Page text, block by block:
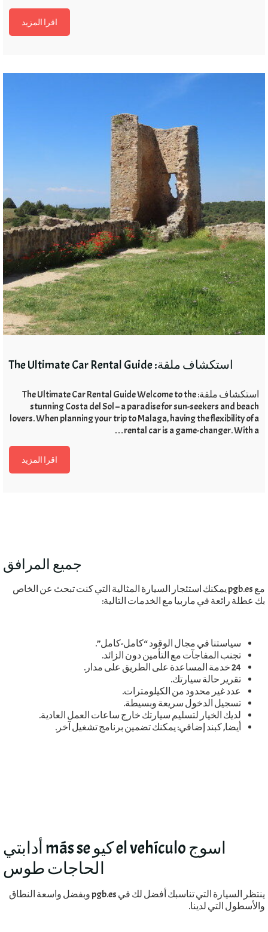
اقرا المزيد
استكشاف ملقة:The Ultimate Car Rental Guide
استكشاف ملقة:The Ultimate Car Rental Guide Welcome to the
stunning Costa del Sol – a paradise for sun-seekers and beach
lovers.When planning your trip to Malaga,having the flexibility of a
rental car is a game-changer.With a
…
اقرا المزيد
جميع المرافق
مع pgb.es يمكنك استئجار السيارة المثالية التي كنت تبحث عن الخاص
بك عطلة رائعة في ماربيا مع الخدمات التالية:
سياستنا في مجال الوقود “كامل-كامل”.
تجنب المفاجآت مع التأمين دون الزائد.
24 خدمة المساعدة على الطريق على مدار.
تقرير حالة سيارتك.
عدد غير محدود من الكيلومترات.
تسجيل الدخول سريعة وبسيطة.
لديك الخيار لتسليم سيارتك خارج ساعات العمل العادية.
أيضا, كبند إضافي: يمكنك تضمين برنامج تشغيل آخر.
اسوج el vehículo كيو más se أدابتي
الحاجات طوس
ينتظر السيارة التي تناسبك أفضل لك في pgb.es وبفضل واسعة النطاق
والأسطول التي لدينا.